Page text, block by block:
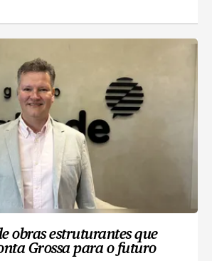
obras estruturantes que
Grossa para o futuro